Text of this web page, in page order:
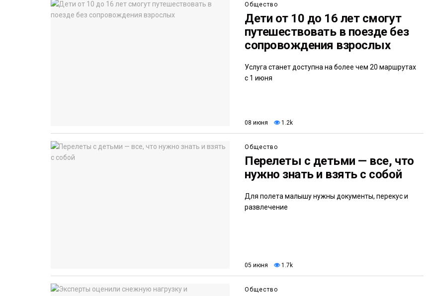
Общество
Дети от 10 до 16 лет смогут
путешествовать в поезде без
сопровождения взрослых
Услуга станет доступна на более чем 20 маршрутах
с 1 июня
08 июня 1.2k
Общество
Перелеты с детьми — все, что
нужно знать и взять с собой
Для полета малышу нужны документы, перекус и
развлечение
05 июня 1.7k
Общество